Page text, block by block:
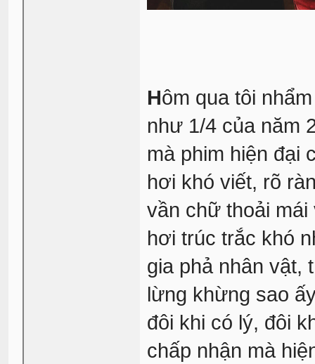
Hôm qua tôi
như 1/4 của năm
mà phim hiện đại
hơi khó viết, rõ
vần chữ thoải
hơi trúc trắc khó
gia phả nhân vật,
lừng khừng sao
đôi khi có lý, đôi
chấp nhận mà